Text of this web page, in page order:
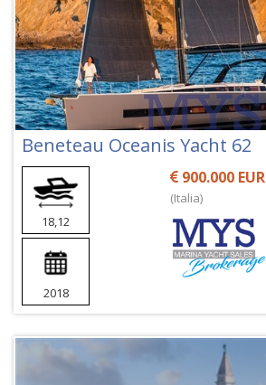
Beneteau Oceanis Yacht 62
18,12
2018
900.000 EUR
(Italia)